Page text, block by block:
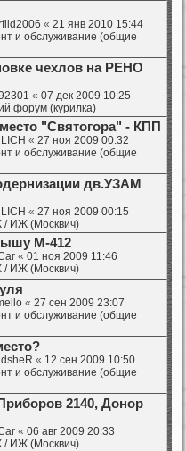
« 21 янв 2010 15:44
и обслуживание (общие
чехлов на РЕНО
« 07 дек 2009 10:25
форум (курилка)
"Святогора" - КПП
« 27 ноя 2009 00:32
и обслуживание (общие
дв.УЗАМ
« 27 ноя 2009 00:15
/ ИЖ (Москвич)
М-412
« 01 ноя 2009 11:46
/ ИЖ (Москвич)
« 27 сен 2009 23:07
и обслуживание (общие
« 12 сен 2009 10:50
и обслуживание (общие
2140, Донор
« 06 авг 2009 20:33
/ ИЖ (Москвич)